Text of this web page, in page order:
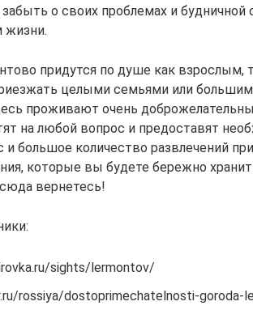
о своих проблемах и будничной
жизни.
придутся по душе как взрослым,
целыми семьями или
проживают очень
на любой вопрос и предоставят
большое количество развлечений
которые вы будете бережно
вернетесь!
sights/lermontov/
rossiya/dostoprimechatelnosti-goroda-